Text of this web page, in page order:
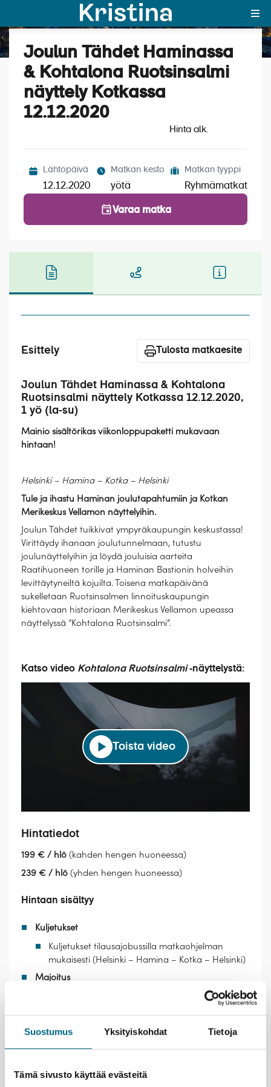
Suostumus Yksityiskohdat Tietoja
Tämä sivusto käyttää evästeitä
MAJAKKA-portaali
OTA YHTEYTTÄ
Kohteet
Matkatyypit
Matkakalenteri
Katso kuvat (3)
Joulun Tähdet Haminassa
& Kohtalona Ruotsinsalmi
näyttely Kotkassa
12.12.2020
Hinta alk.
Lähtöpäivä
12.12.2020
Matkan kesto
yötä
Matkan tyyppi
Ryhmämatkat
Varaa matka
Esittely Tulosta matkaesite
Joulun Tähdet Haminassa & Kohtalona
Ruotsinsalmi näyttely Kotkassa 12.12.2020,
1 yö (la-su)
Mainio sisältörikas viikonloppupaketti mukavaan
hintaan!
Helsinki – Hamina – Kotka – Helsinki
Tule ja ihastu Haminan joulutapahtumiin ja Kotkan
Merikeskus Vellamon näyttelyihin.
Joulun Tähdet tuikkivat ympyräkaupungin keskustassa!
Virittäydy ihanaan joulutunnelmaan, tutustu
joulunäyttelyihin ja löydä jouluisia aarteita
Raatihuoneen torille ja Haminan Bastionin holveihin
levittäytyneiltä kojuilta. Toisena matkapäivänä
sukelletaan Ruotsinsalmen linnoituskaupungin
kiehtovaan historiaan Merikeskus Vellamon upeassa
näyttelyssä ”Kohtalona Ruotsinsalmi”.
Katso video Kohtalona Ruotsinsalmi-näyttelystä:
Toista video
Hintatiedot
199 € / hlö (kahden hengen huoneessa)
239 € / hlö (yhden hengen huoneessa)
Hintaan sisältyy
Kuljetukset
Kuljetukset tilausajobussilla matkaohjelman
mukaisesti (Helsinki – Hamina – Kotka – Helsinki)
Majoitus
1 yön majoitus Hotelli Seurahuoneella Kotkassa
Ruokailut
1 x aamiainen (Hotelli Seurahuone)
2 x lounas (Haminan Varuskuntakerho, Ravintola
1 x illallinen (Hotelli Seurahuone)